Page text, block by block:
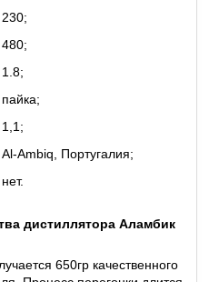
230;
480;
1.8;
пайка;
1,1;
Al-Ambiq, Португалия;
нет.
дистиллятора Аламбик
650гр качественного